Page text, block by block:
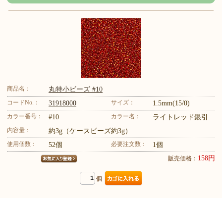
商品名： 丸特小ビーズ #10
コードNo.： 31918000 サイズ： 1.5mm(15/0)
カラー番号： #10 カラー名： ライトレッド銀引
内容量： 約3g（ケースビーズ約3g）
使用個数： 52個 必要注文数： 1個
販売価格： 158円
個